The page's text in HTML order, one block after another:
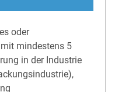
oder
mindestens 5
in der Industrie